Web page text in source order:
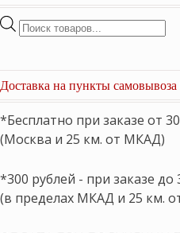
Поиск
Доставка на пункты
*Бесплатно при заказе от
(Москва и 25 км. от МКАД)
*300 рублей - при заказе до
(в пределах МКАД и 25 км.